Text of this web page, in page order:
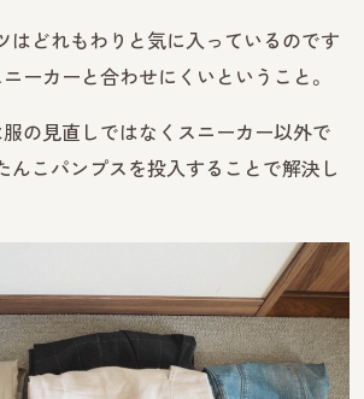
はどれもわりと気に入っているのです
ーカーと合わせにくいということ。
服の見直しではなくスニーカー以外で
んこパンプスを投入することで解決し